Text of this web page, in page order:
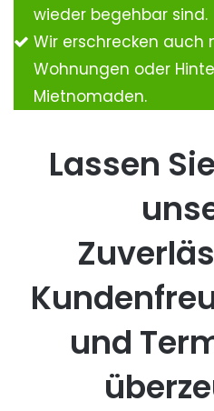
wieder begehbar sind.
Wir erschrecken auch
Wohnungen oder
Mietnomaden.
Lassen
und